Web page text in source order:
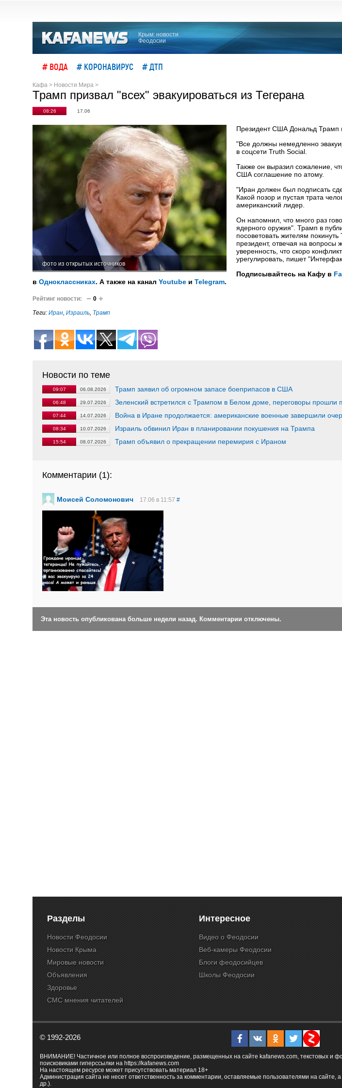
Крым: новости
Феодосии
# ВОДА # КОРОНАВИРУС # ДТП
Кафа > Новости Мира >
Трамп призвал "всех" эвакуироваться из Тегерана
08:26 17.06
фото из открытых источников
Президент США Дональд Трамп
"Все должны немедленно
в соцсети Truth Social.
Также он выразил сожаление,
США соглашение по атому.
"Иран должен был подписать
Какой позор и пустая трата
американский лидер.
Он напомнил, что много раз
ядерного оружия". Трамп в
посоветовать жителям
президент, отвечая на вопросы
уверенность, что скоро
урегулировать, пишет
Подписывайтесь на Кафу в
в Одноклассниках. А также на канал Youtube и Telegram.
Рейтинг новости: 0
Теги: Иран, Израиль, Трамп
Новости по теме
09:07 06.08.2026 Трамп заявил об огромном запасе боеприпасов в США
06:48 29.07.2026 Зеленский встретился с Трампом в Белом доме, переговоры прошли
07:44 14.07.2026 Война в Иране продолжается: американские военные завершили
08:34 10.07.2026 Израиль обвинил Иран в планировании покушения на Трампа
15:54 08.07.2026 Трамп объявил о прекращении перемирия с Ираном
Комментарии (1):
Моисей Соломонович 17.06 в 11:57 #
Эта новость опубликована больше недели назад. Комментарии отключены.
Разделы
Новости Феодосии
Новости Крыма
Мировые новости
Объявления
Здоровье
СМС мнения читателей
Интересное
Видео о Феодосии
Веб-камеры Феодосии
Блоги феодосийцев
Школы Феодосии
© 1992-2026
ВНИМАНИЕ! Частичное или полное воспроизведение, размещенных на сайте kafanews.com, текстовых и
поисковиками гиперссылки на https://kafanews.com
На настоящем ресурсе может присутствовать материал 18+
Администрация сайта не несет ответственность за комментарии, оставляемые пользователями на
др.).